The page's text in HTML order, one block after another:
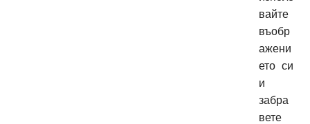
вайте
въобр
ажени
ето си
и
забра
вете